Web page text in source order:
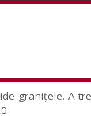
granițele. A